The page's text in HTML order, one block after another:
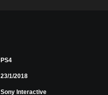
PS4
23/1/2018
Sony Interactive